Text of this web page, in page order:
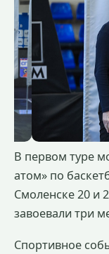
В первом туре
атом» по
Смоленске 20 и
завоевали три
Спортивное